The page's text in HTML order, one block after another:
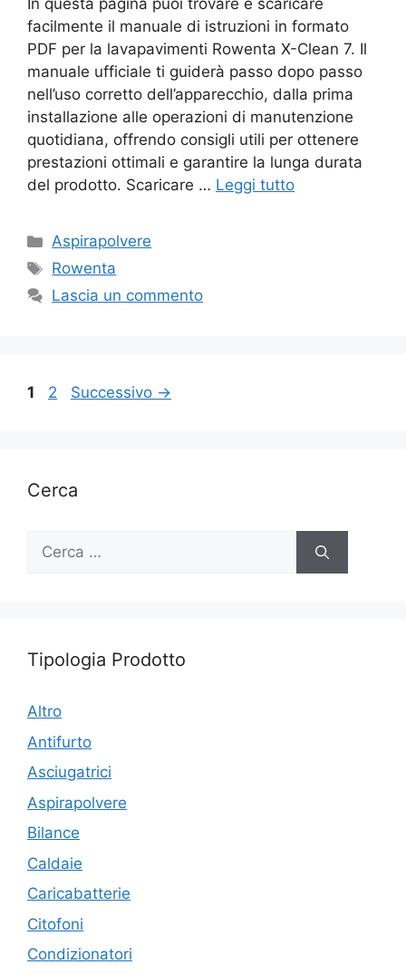
In questa pagina puoi trovare e scaricare
facilmente il manuale di istruzioni in formato
PDF per la lavapavimenti Rowenta X-Clean 7. Il
manuale ufficiale ti guiderà passo dopo passo
nell’uso corretto dell’apparecchio, dalla prima
installazione alle operazioni di manutenzione
quotidiana, offrendo consigli utili per ottenere
prestazioni ottimali e garantire la lunga durata
del prodotto. Scaricare … Leggi tutto
Categorie
Aspirapolvere
Tag
Rowenta
Lascia un commento
Pagina
1 Pagina
2 Successivo →
Cerca
Ricerca
Tipologia Prodotto
Altro
Antifurto
Asciugatrici
Aspirapolvere
Bilance
Caldaie
Caricabatterie
Citofoni
Condizionatori